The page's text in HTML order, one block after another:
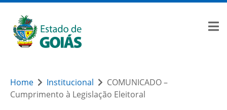
Home Institucional
COMUNICADO –
Cumprimento à Legislação Eleitoral